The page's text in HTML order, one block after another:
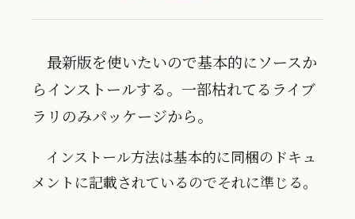
最新版を使いたいので基本的にソースか
らインストールする。一部枯れてるライブ
ラリのみパッケージから。
インストール方法は基本的に同梱のドキュ
メントに記載されているのでそれに準じる。